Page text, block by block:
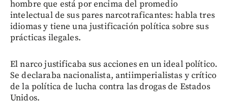
hombre que está por encima del promedio
intelectual de sus pares narcotraficantes: habla tres
idiomas y tiene una justificación política sobre sus
prácticas ilegales.
El narco justificaba sus acciones en un ideal político.
Se declaraba nacionalista, antiimperialistas y crítico
de la política de lucha contra las drogas de Estados
Unidos.